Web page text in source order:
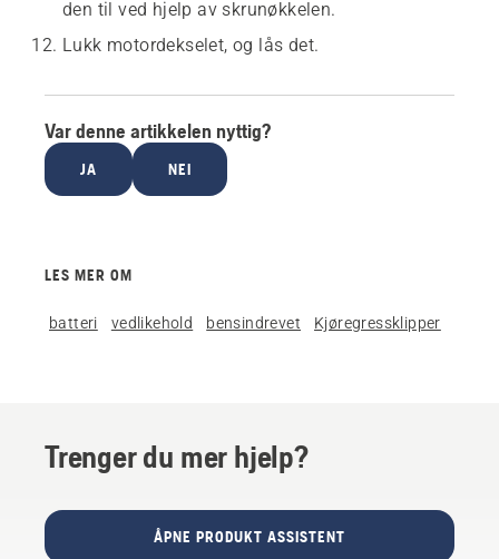
den til ved hjelp av skrunøkkelen.
Lukk motordekselet, og lås det.
Var denne artikkelen nyttig?
JA NEI
LES MER OM
batteri vedlikehold bensindrevet Kjøregressklipper
Trenger du mer hjelp?
ÅPNE PRODUKT ASSISTENT